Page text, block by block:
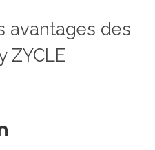
avantages des
ZYCLE